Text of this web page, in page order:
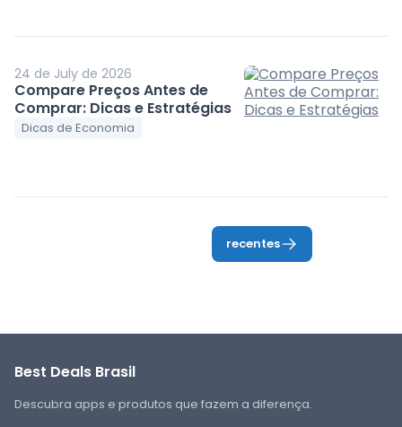
24 de July de 2026
Compare Preços Antes de
Comprar: Dicas e Estratégias
Dicas de Economia
recentes
Best Deals Brasil
Descubra apps e produtos que fazem a diferença.